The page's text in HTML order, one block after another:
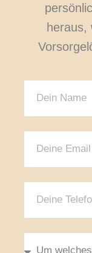
heraus,